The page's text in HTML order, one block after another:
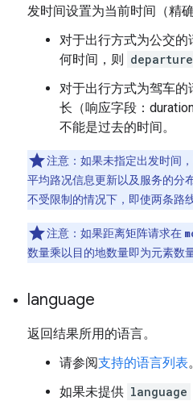
发时间设置为当前时间（精
对于出行方式为公交
何时间，则
对于出行方式为驾车的
长（响应字段：
不能是过去的时间。
注意：如果未指定出发时间
平均路况信息更新以及服务的分
不受限制的情况下，即使两条路
注意：如果距离矩阵请求在
数量乘以目的地数量即为元素数量
language
返回结果所用的语言。
请参阅支持的语言列表
如果未提供 language